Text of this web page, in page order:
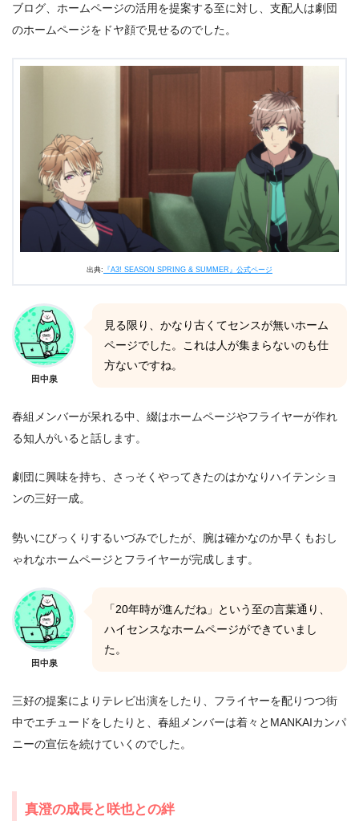
ブログ、ホームページの活用を提案する至に対し、支配人は劇団
のホームページをドヤ顔で見せるのでした。
出典: 『A3! SEASON SPRING & SUMMER』公式ページ
田中泉
見る限り、かなり古くてセンスが無いホーム
ページでした。これは人が集まらないのも仕
方ないですね。
春組メンバーが呆れる中、綴はホームページやフライヤーが作れ
る知人がいると話します。
劇団に興味を持ち、さっそくやってきたのはかなりハイテンショ
ンの三好一成。
勢いにびっくりするいづみでしたが、腕は確かなのか早くもおし
ゃれなホームページとフライヤーが完成します。
田中泉
「20年時が進んだね」という至の言葉通り、
ハイセンスなホームページができていまし
た。
三好の提案によりテレビ出演をしたり、フライヤーを配りつつ街
中でエチュードをしたりと、春組メンバーは着々とMANKAIカンパ
ニーの宣伝を続けていくのでした。
真澄の成長と咲也との絆